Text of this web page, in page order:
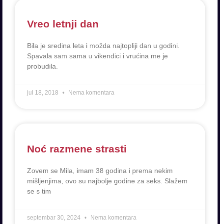
Vreo letnji dan
Bila je sredina leta i možda najtopliji dan u godini.
Spavala sam sama u vikendici i vrućina me je
probudila.
jul 18, 2018 Nema komentara
Noć razmene strasti
Zovem se Mila, imam 38 godina i prema nekim
mišljenjima, ovo su najbolje godine za seks. Slažem
se s tim
septembar 30, 2024 Nema komentara